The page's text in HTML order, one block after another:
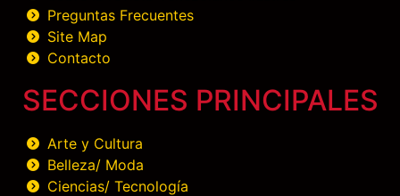
Preguntas Frecuentes
Site Map
Contacto
SECCIONES PRINCIPALES
Arte y Cultura
Belleza/ Moda
Ciencias/ Tecnología